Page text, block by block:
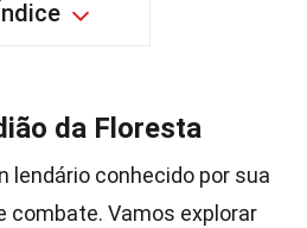
da Floresta
lendário conhecido por sua
combate. Vamos explorar